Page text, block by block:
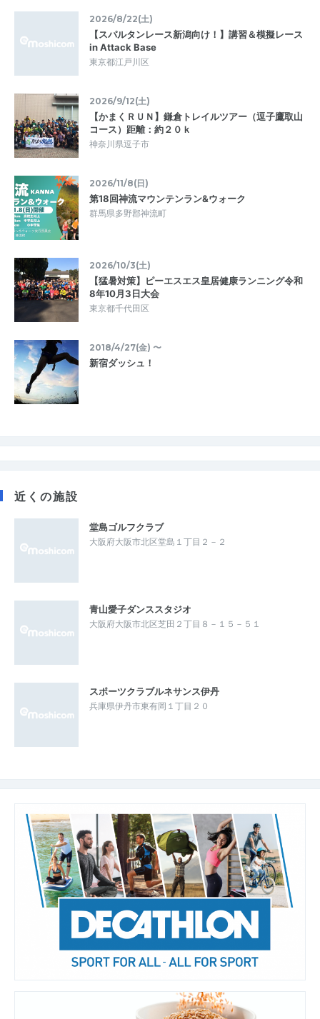
2026/8/22(土)
【スパルタンレース新潟向け！】講習＆模擬レース
in Attack Base
東京都江戸川区
2026/9/12(土)
【かまくＲＵＮ】鎌倉トレイルツアー（逗子鷹取山
コース）距離：約２０ｋ
神奈川県逗子市
2026/11/8(日)
第18回神流マウンテンラン&ウォーク
群馬県多野郡神流町
2026/10/3(土)
【猛暑対策】ピーエスエス皇居健康ランニング令和
8年10月3日大会
東京都千代田区
2018/4/27(金) 〜
新宿ダッシュ！
近くの施設
堂島ゴルフクラブ
大阪府大阪市北区堂島１丁目２－２
青山愛子ダンススタジオ
大阪府大阪市北区芝田２丁目８－１５－５１
スポーツクラブルネサンス伊丹
兵庫県伊丹市東有岡１丁目２０